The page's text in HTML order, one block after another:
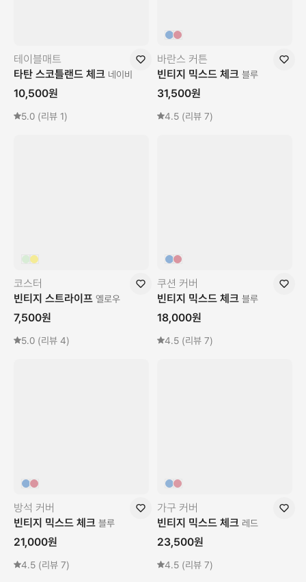
테이블매트
타탄 스코틀랜드 체크 네이비
10,500원
5.0 (리뷰 1)
바란스 커튼
빈티지 믹스드 체크 블루
31,500원
4.5 (리뷰 7)
코스터
빈티지 스트라이프 옐로우
7,500원
5.0 (리뷰 4)
쿠션 커버
빈티지 믹스드 체크 블루
18,000원
4.5 (리뷰 7)
방석 커버
빈티지 믹스드 체크 블루
21,000원
4.5 (리뷰 7)
가구 커버
빈티지 믹스드 체크 레드
23,500원
4.5 (리뷰 7)